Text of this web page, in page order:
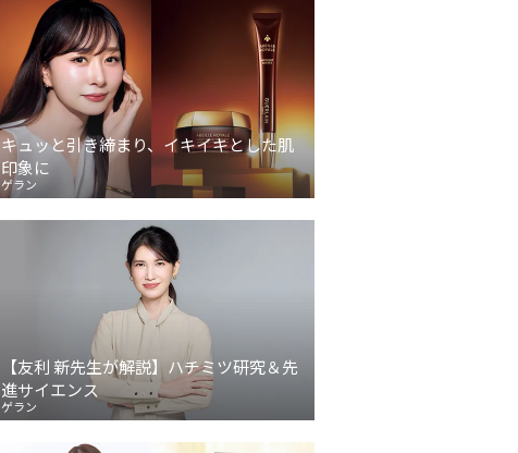
キュッと引き締まり、イキイキとした肌
印象に
ゲラン
【友利 新先生が解説】ハチミツ研究＆先
進サイエンス
ゲラン